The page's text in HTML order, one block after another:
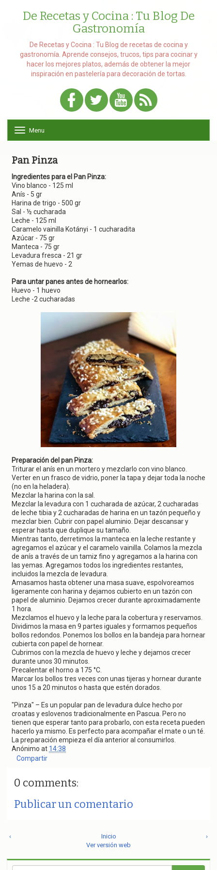
De Recetas y Cocina : Tu Blog De
Gastronomía
De Recetas y Cocina : Tu Blog de recetas de cocina y
gastronomía. Aprende consejos, trucos, tips para cocinar y
hacer los mejores platos, además de obtener la mejor
inspiración en pastelería para decoración de tortas.
o
a
Menu
Pan Pinza
Ingredientes para el Pan Pinza:
Vino blanco - 125 ml
Anís - 5 gr
Harina de trigo - 500 gr
Sal - ½ cucharada
Leche - 125 ml
Caramelo vainilla Kotányi - 1 cucharadita
Azúcar - 75 gr
Manteca - 75 gr
Levadura fresca - 21 gr
Yemas de huevo - 2
Para untar panes antes de hornearlos:
Huevo - 1 huevo
Leche -2 cucharadas
Preparación del pan Pinza:
Triturar el anís en un mortero y mezclarlo con vino blanco.
Verter en un frasco de vidrio, poner la tapa y dejar toda la noche
(no en la heladera).
Mezclar la harina con la sal.
Mezclar la levadura con 1 cucharada de azúcar, 2 cucharadas
de leche tibia y 2 cucharadas de harina en un tazón pequeño y
mezclar bien. Cubrir con papel aluminio. Dejar descansar y
esperar hasta que duplique su tamaño.
Mientras tanto, derretimos la manteca en la leche restante y
agregamos el azúcar y el caramelo vainilla. Colamos la mezcla
de anís a través de un tamiz fino y agregamos a la harina con
las yemas. Agregamos todos los ingredientes restantes,
incluidos la mezcla de levadura.
Amasamos hasta obtener una masa suave, espolvoreamos
ligeramente con harina y dejamos cubierto en un tazón con
papel de aluminio. Dejamos crecer durante aproximadamente
1 hora.
Mezclamos el huevo y la leche para la cobertura y reservamos.
Dividimos la masa en 9 partes iguales y formamos pequeños
bollos redondos. Ponemos los bollos en la bandeja para hornear
cubierta con papel de hornear.
Cubrimos con la mezcla de huevo y leche y dejamos crecer
durante unos 30 minutos.
Precalentar el horno a 175 °C.
Marcar los bollos tres veces con unas tijeras y hornear durante
unos 15 a 20 minutos o hasta que estén dorados.
"Pinza" – Es un popular pan de levadura dulce hecho por
croatas y eslovenos tradicionalmente en Pascua. Pero no
tienen que esperar tanto para probarlo, con esta receta pueden
hacerlo ya mismo. Es perfecto para acompañar el mate o un té.
La preparación empieza el día anterior al consumirlos.
Anónimo at 14:38
Compartir
0 comments:
Publicar un comentario
‹ ›
Inicio
Ver versión web